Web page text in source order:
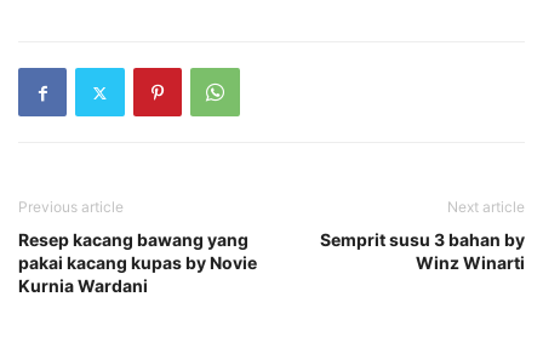
Previous article
Resep kacang bawang yang
pakai kacang kupas by Novie
Kurnia Wardani
Next article
Semprit susu 3 bahan by
Winz Winarti